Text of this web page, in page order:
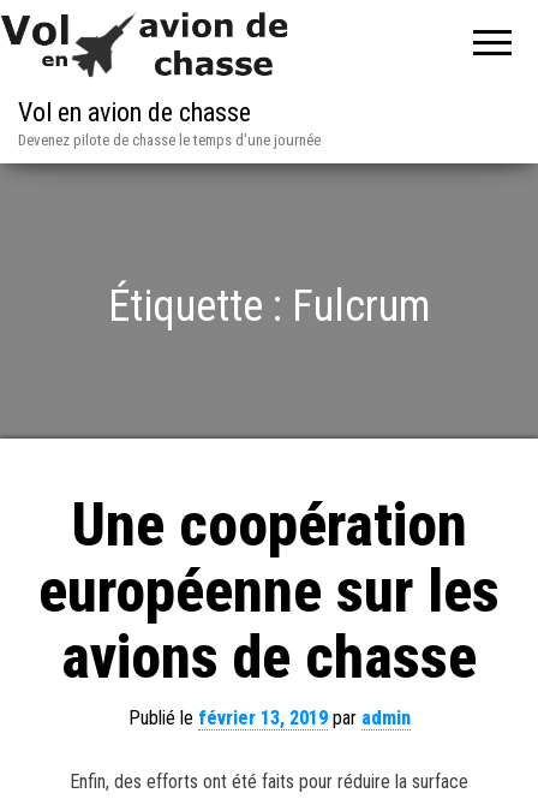
Vol en avion de chasse
Devenez pilote de chasse le temps d'une journée
Étiquette : Fulcrum
Une coopération
européenne sur les
avions de chasse
Publié le février 13, 2019par admin
Enfin, des efforts ont été faits pour réduire la surface